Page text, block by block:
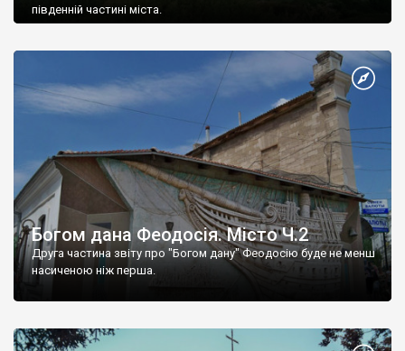
південній частині міста.
Богом дана Феодосія. Місто Ч.2
Друга частина звіту про "Богом дану" Феодосію буде не менш
насиченою ніж перша.